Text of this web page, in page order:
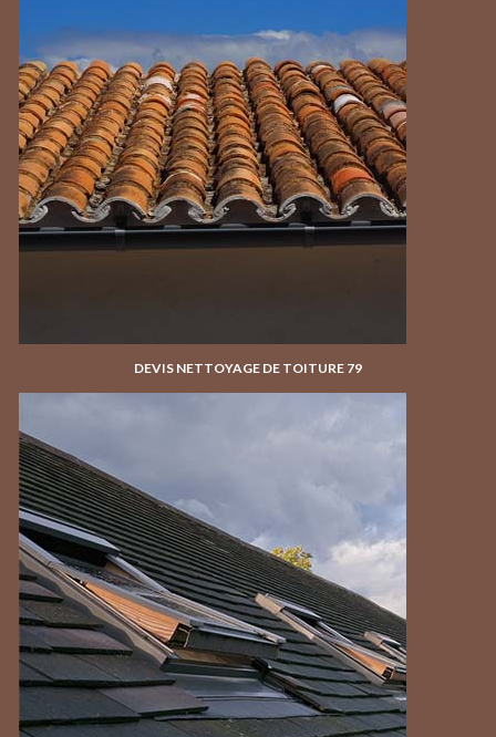
DEVIS NETTOYAGE DE TOITURE 79